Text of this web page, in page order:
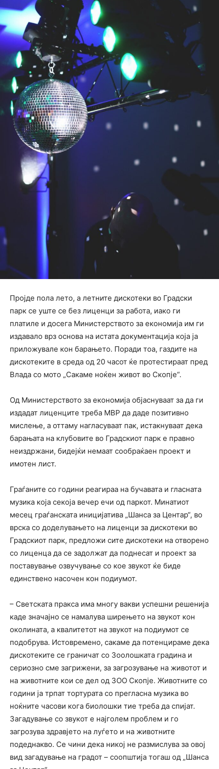
Пројде пола лето, а летните дискотеки во Градски
парк се уште се без лиценци за работа, иако ги
платиле и досега Министерството за економија им ги
издавало врз основа на истата документација која ја
приложувале кон барањето. Поради тоа, газдите на
дискотеките в среда од 20 часот ќе протестираат пред
Влада со мото „Сакаме ноќен живот во Скопје“.
Од Министерството за економија објаснуваат за да ги
издадат лиценците треба МВР да даде позитивно
мислење, а оттаму нагласуваат пак, истакнуваат дека
барањата на клубовите во Градскиот парк е правно
неиздржани, бидејќи немаат сообраќаен проект и
имотен лист.
Граѓаните со години реагираа на бучавата и гласната
музика која секоја вечер ечи од паркот. Минатиот
месец граѓанската иницијатива „Шанса за Центар“, во
врска со доделувањето на лиценци за дискотеки во
Градскиот парк, предложи сите дискотеки на отворено
со лиценца да се задолжат да поднесат и проект за
поставување озвучување со кое звукот ќе биде
единствено насочен кон подиумот.
– Светската пракса има многу вакви успешни решенија
каде значајно се намалува ширењето на звукот кон
околината, а квалитетот на звукот на подиумот се
подобрува. Истовремено, сакаме да потенцираме дека
дискотеките се граничат со Зоолошката градина и
сериозно сме загрижени, за загрозување на животот и
на животните кои се дел од ЗОО Скопје. Животните со
години ја трпат тортурата со прегласна музика во
ноќните часови кога биолошки тие треба да спијат.
Загадување со звукот е најголем проблем и го
загрозува здравјето на луѓето и на животните
подеднакво. Се чини дека никој не размислува за овој
вид загадување на градот – соопштија тогаш од „Шанса